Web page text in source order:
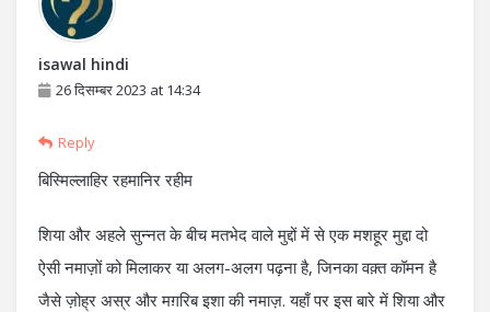
isawal hindi
26 दिसम्बर 2023 at 14:34
Reply
बिस्मिल्लाहिर रहमानिर रहीम
शिया और अहले सुन्नत के बीच मतभेद वाले मुद्दों में से एक मशहूर मुद्दा दो
ऐसी नमाज़ों को मिलाकर या अलग-अलग पढ़ना है, जिनका वक़्त कॉमन है
जैसे ज़ोह्र अस्र और मग़रिब इशा की नमाज़. यहाँ पर इस बारे में शिया और